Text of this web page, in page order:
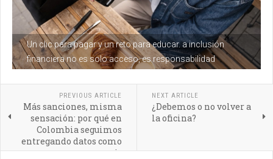
Un clic para pagar y un reto para educar. a inclusión
financiera no es solo acceso, es responsabilidad
PREVIOUS ARTICLE
Más sanciones, misma
sensación: por qué en
Colombia seguimos
entregando datos como
peaje
NEXT ARTICLE
¿Debemos o no volver a
la oficina?